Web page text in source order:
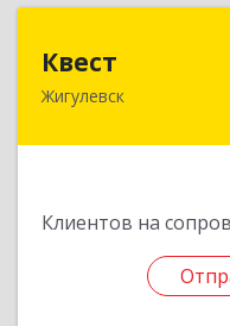
Квест
Жигулевск
Клиентов на
445350, Самарская